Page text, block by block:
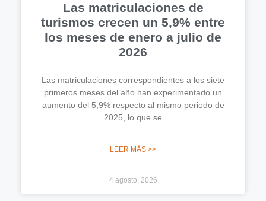
Las matriculaciones de
turismos crecen un 5,9% entre
los meses de enero a julio de
2026
Las matriculaciones correspondientes a los siete
primeros meses del año han experimentado un
aumento del 5,9% respecto al mismo periodo de
2025, lo que se
LEER MÁS >>
4 agosto, 2026